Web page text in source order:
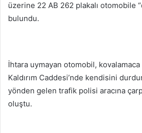
üzerine 22 AB 262 plakalı otomobile
bulundu.
İhtara uymayan otomobil, kovalamaca
Kaldırım Caddesi’nde kendisini
yönden gelen trafik polisi aracına
oluştu.